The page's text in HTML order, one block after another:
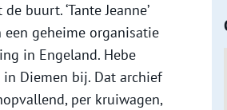
buurt. ‘Tante Jeanne’
een geheime organisatie
in Engeland. Hebe
Diemen bij. Dat archief
per kruiwagen,